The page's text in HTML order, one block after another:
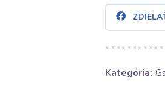
Kategória: